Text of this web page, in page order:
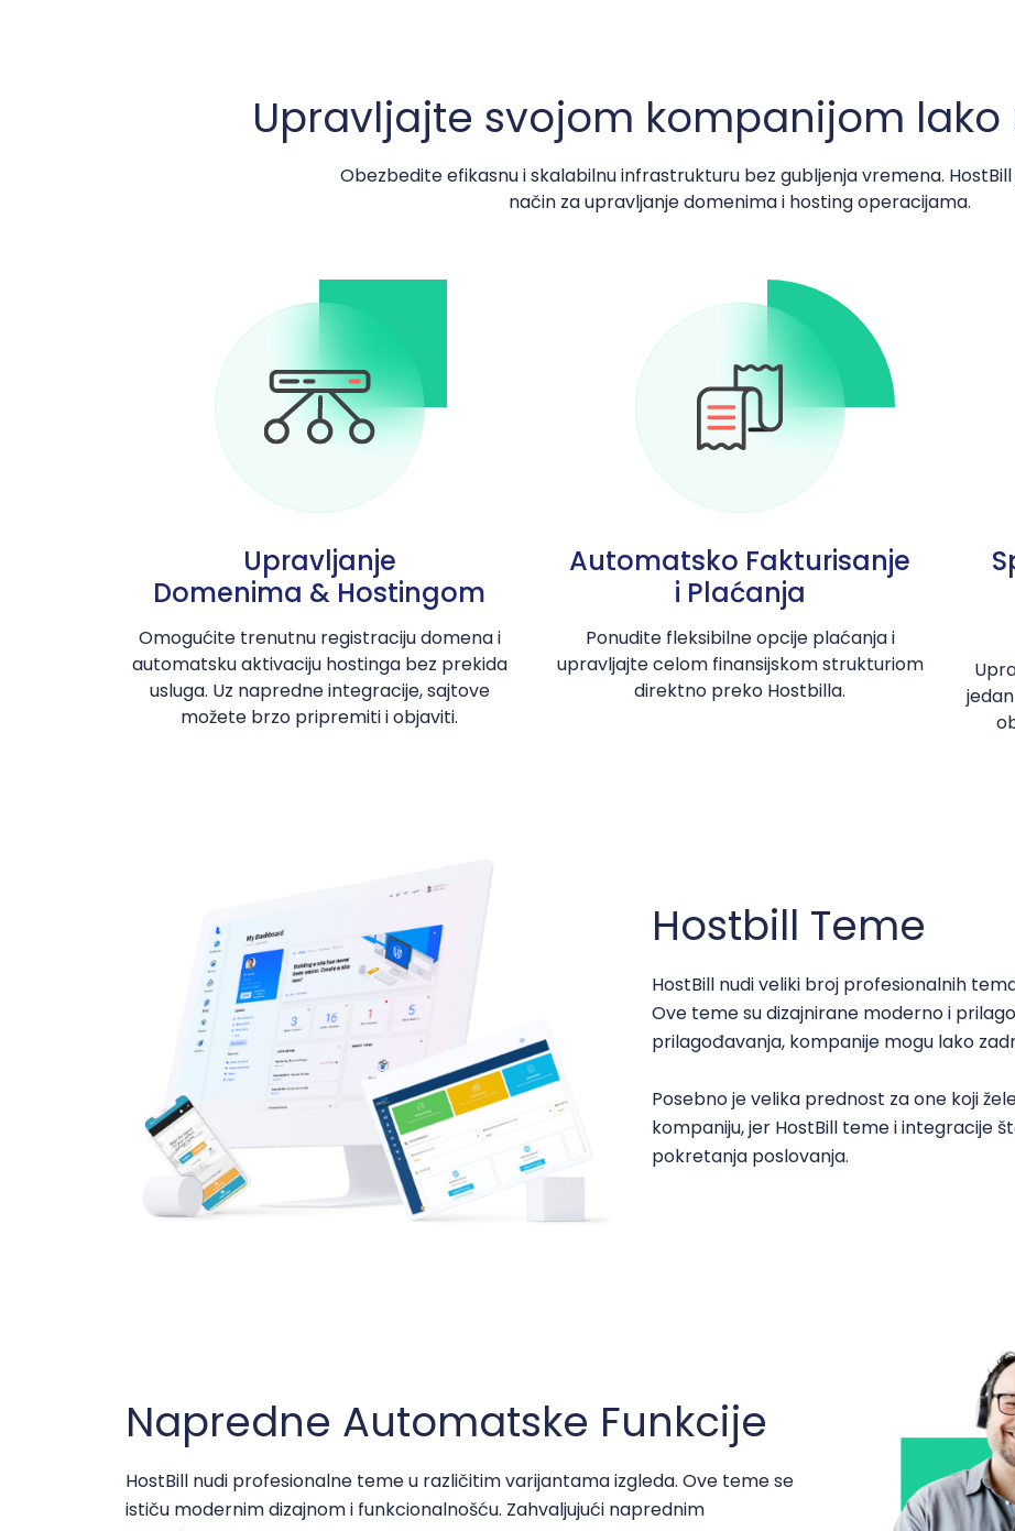
Upravljajte svojom kompanijom lako
Obezbedite efikasnu i skalabilnu infrastrukturu bez gubljenja vremena.
način za upravljanje domenima i hosting operacijama.
Upravljanje
Domenima & Hostingom
Omogućite trenutnu registraciju domena i
automatsku aktivaciju hostinga bez prekida
usluga. Uz napredne integracije, sajtove
možete brzo pripremiti i objaviti.
Automatsko Fakturisanje
i Plaćanja
Ponudite fleksibilne opcije plaćanja i
upravljajte celom finansijskom strukturiom
direktno preko Hostbilla.
Hostbill Teme
HostBill nudi veliki broj profesionalnih
Ove teme su dizajnirane moderno i
prilagođavanja, kompanije mogu lako
Posebno je velika prednost za one koji
kompaniju, jer HostBill teme i integracije
pokretanja poslovanja.
Napredne Automatske Funkcije
HostBill nudi profesionalne teme u različitim varijantama izgleda. Ove teme se
ističu modernim dizajnom i funkcionalnošću. Zahvaljujući naprednim